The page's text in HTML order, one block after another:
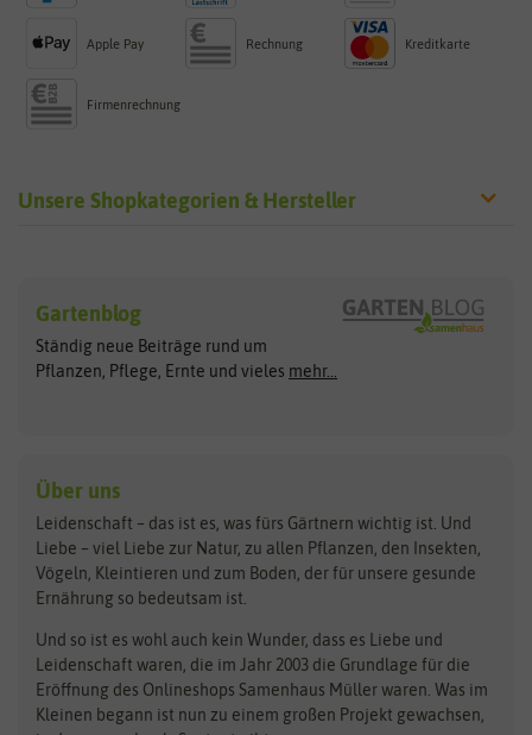
Apple Pay Rechnung Kreditkarte
Firmenrechnung
Unsere Shopkategorien & Hersteller
Exotische Samen
Gemüsesamen
Gründünger
Kräutersamen
Loretta-Rasen
Obstsamen
Pilzbrut
Rasensamen
Steckzwiebeln
Zimmer & Kübelpflanzen
Kataloge
Schnäppchen
Arche Noah
ASB Greenworld
Benary
Bingenheimer Saatgut
BioBalu
Bionana
BIOWOL
Blumicorn
Bûten Birds
Clever Pots
COMPO
Dürr-Samen
elho
Feldsaaten Freudenberger
Fertil
Flora Elite
Gartenblog
Ständig neue Beiträge rund um
Pflanzen, Pflege, Ernte und vieles mehr...
Über uns
Leidenschaft – das ist es, was fürs Gärtnern wichtig ist. Und
Liebe – viel Liebe zur Natur, zu allen Pflanzen, den Insekten,
Vögeln, Kleintieren und zum Boden, der für unsere gesunde
Ernährung so bedeutsam ist.
Und so ist es wohl auch kein Wunder, dass es Liebe und
Leidenschaft waren, die im Jahr 2003 die Grundlage für die
Eröffnung des Onlineshops Samenhaus Müller waren. Was im
Kleinen begann ist nun zu einem großen Projekt gewachsen,